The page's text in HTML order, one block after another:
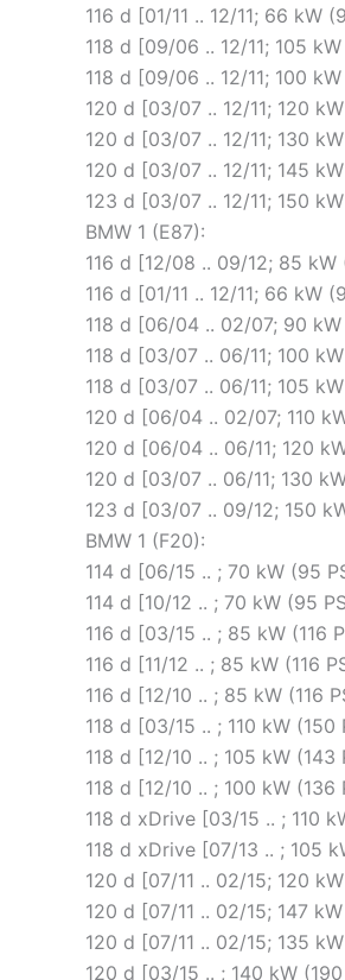
116 d [01/11 .. 12/11; 66 kW
118 d [09/06 .. 12/11; 105
118 d [09/06 .. 12/11; 100
120 d [03/07 .. 12/11; 120
120 d [03/07 .. 12/11; 130
120 d [03/07 .. 12/11; 145
123 d [03/07 .. 12/11; 150
BMW 1 (E87):
116 d [12/08 .. 09/12; 85
116 d [01/11 .. 12/11; 66 kW
118 d [06/04 .. 02/07; 90
118 d [03/07 .. 06/11; 100
118 d [03/07 .. 06/11; 105
120 d [06/04 .. 02/07; 110
120 d [06/04 .. 06/11; 120
120 d [03/07 .. 06/11; 130
123 d [03/07 .. 09/12; 150
BMW 1 (F20):
114 d [06/15 .. ; 70 kW (95
114 d [10/12 .. ; 70 kW (95
116 d [03/15 .. ; 85 kW (116
116 d [11/12 .. ; 85 kW (116
116 d [12/10 .. ; 85 kW (116
118 d [03/15 .. ; 110 kW
118 d [12/10 .. ; 105 kW
118 d [12/10 .. ; 100 kW
118 d xDrive [03/15 .. ; 110
118 d xDrive [07/13 .. ; 105
120 d [07/11 .. 02/15; 120
120 d [07/11 .. 02/15; 147
120 d [07/11 .. 02/15; 135
120 d [03/15 .. ; 140 kW